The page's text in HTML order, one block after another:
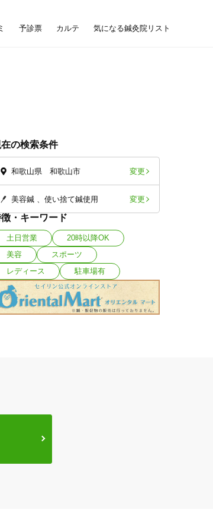
予診票 カルテ 気になる鍼灸院リスト
の検索条件
和歌山県 和歌山市 変更
美容鍼 使い捨て鍼使用 変更
・キーワード
土日営業
20時以降OK
美容
スポーツ
レディース
駐車場有